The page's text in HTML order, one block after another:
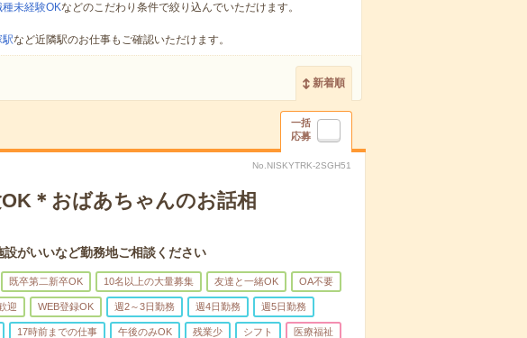
種未経験OKなどのこだわり条件で絞り込んでいただけます。
駅など近隣駅のお仕事もご確認いただけます。
新着順
一括
応募
No.NISKYTRK-2SGH51
＊おばあちゃんのお話相
がいいなど勤務地ご相談ください
既卒第二新卒OK 10名以上の大量募集 友達と一緒OK OA不要
迎 WEB登録OK 週2～3日勤務 週4日勤務 週5日勤務
17時前までの仕事 午後のみOK 残業少 シフト 医療福祉